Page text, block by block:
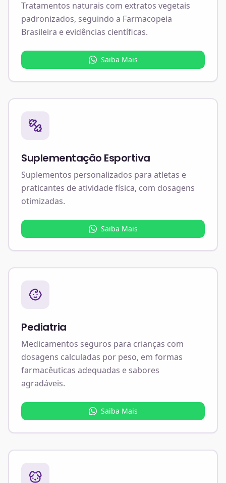
Tratamentos naturais com extratos vegetais
padronizados, seguindo a Farmacopeia
Brasileira e evidências científicas.
Saiba Mais
Suplementação Esportiva
Suplementos personalizados para atletas e
praticantes de atividade física, com dosagens
otimizadas.
Saiba Mais
Pediatria
Medicamentos seguros para crianças com
dosagens calculadas por peso, em formas
farmacêuticas adequadas e sabores
agradáveis.
Saiba Mais